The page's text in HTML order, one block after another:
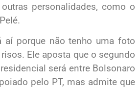
personalidades, como o
aí porque não tenho uma foto
Ele aposta que o segundo
será entre Bolsonaro
pelo PT, mas admite que